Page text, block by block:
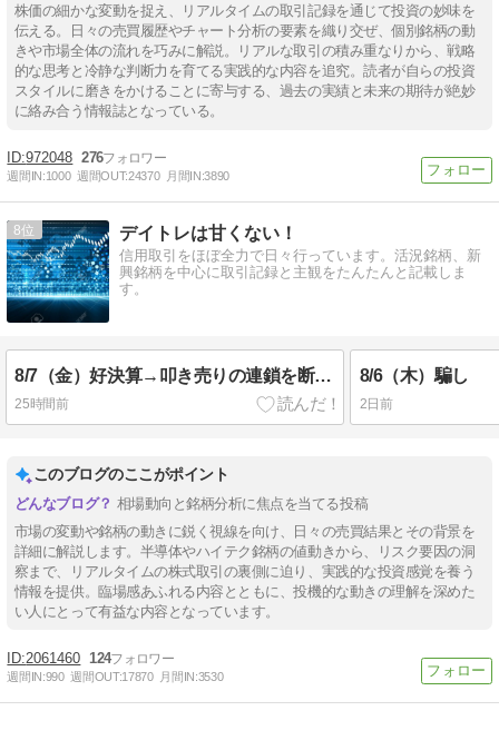
株価の細かな変動を捉え、リアルタイムの取引記録を通じて投資の妙味を
伝える。日々の売買履歴やチャート分析の要素を織り交ぜ、個別銘柄の動
きや市場全体の流れを巧みに解説。リアルな取引の積み重なりから、戦略
的な思考と冷静な判断力を育てる実践的な内容を追究。読者が自らの投資
スタイルに磨きをかけることに寄与する、過去の実績と未来の期待が絶妙
に絡み合う情報誌となっている。
972048 276
週間IN:1000 週間OUT:24370 月間IN:3890
8 デイトレは甘くない！
信用取引をほぼ全力で日々行っています。活況銘柄、新
興銘柄を中心に取引記録と主観をたんたんと記載しま
す。
8/7（金）好決算→叩き売りの連鎖を断ち切れ
25時間前
8/6（木）騙し
2日前
このブログのここがポイント
相場動向と銘柄分析に焦点を当てる投稿
市場の変動や銘柄の動きに鋭く視線を向け、日々の売買結果とその背景を
詳細に解説します。半導体やハイテク銘柄の値動きから、リスク要因の洞
察まで、リアルタイムの株式取引の裏側に迫り、実践的な投資感覚を養う
情報を提供。臨場感あふれる内容とともに、投機的な動きの理解を深めた
い人にとって有益な内容となっています。
2061460 124
週間IN:990 週間OUT:17870 月間IN:3530